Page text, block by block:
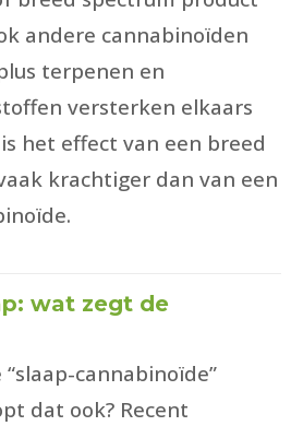
andere cannabinoïden
terpenen en
versterken elkaars
het effect van een breed
krachtiger dan van een
wat zegt de
cannabinoïde”
dat ook? Recent